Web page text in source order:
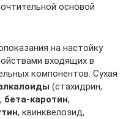
основой
на настойку
входящих в
компонентов. Сухая
(стахидрин,
бета-каротин,
, квинквелозид,